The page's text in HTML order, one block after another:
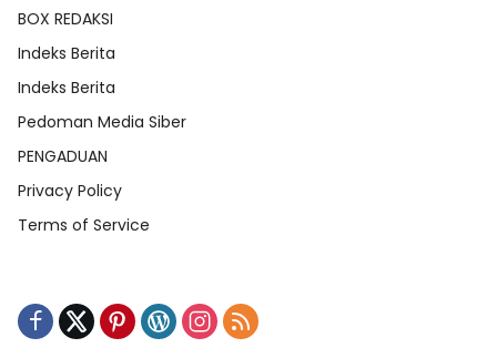
BOX REDAKSI
Indeks Berita
Indeks Berita
Pedoman Media Siber
PENGADUAN
Privacy Policy
Terms of Service